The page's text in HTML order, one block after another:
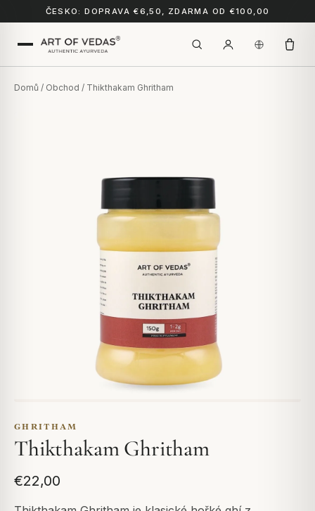
ČESKO: DOPRAVA €6,50, ZDARMA OD €100,00
Domů / Obchod / Thikthakam Ghritham
GHRITHAM
Thikthakam Ghritham
€22,00